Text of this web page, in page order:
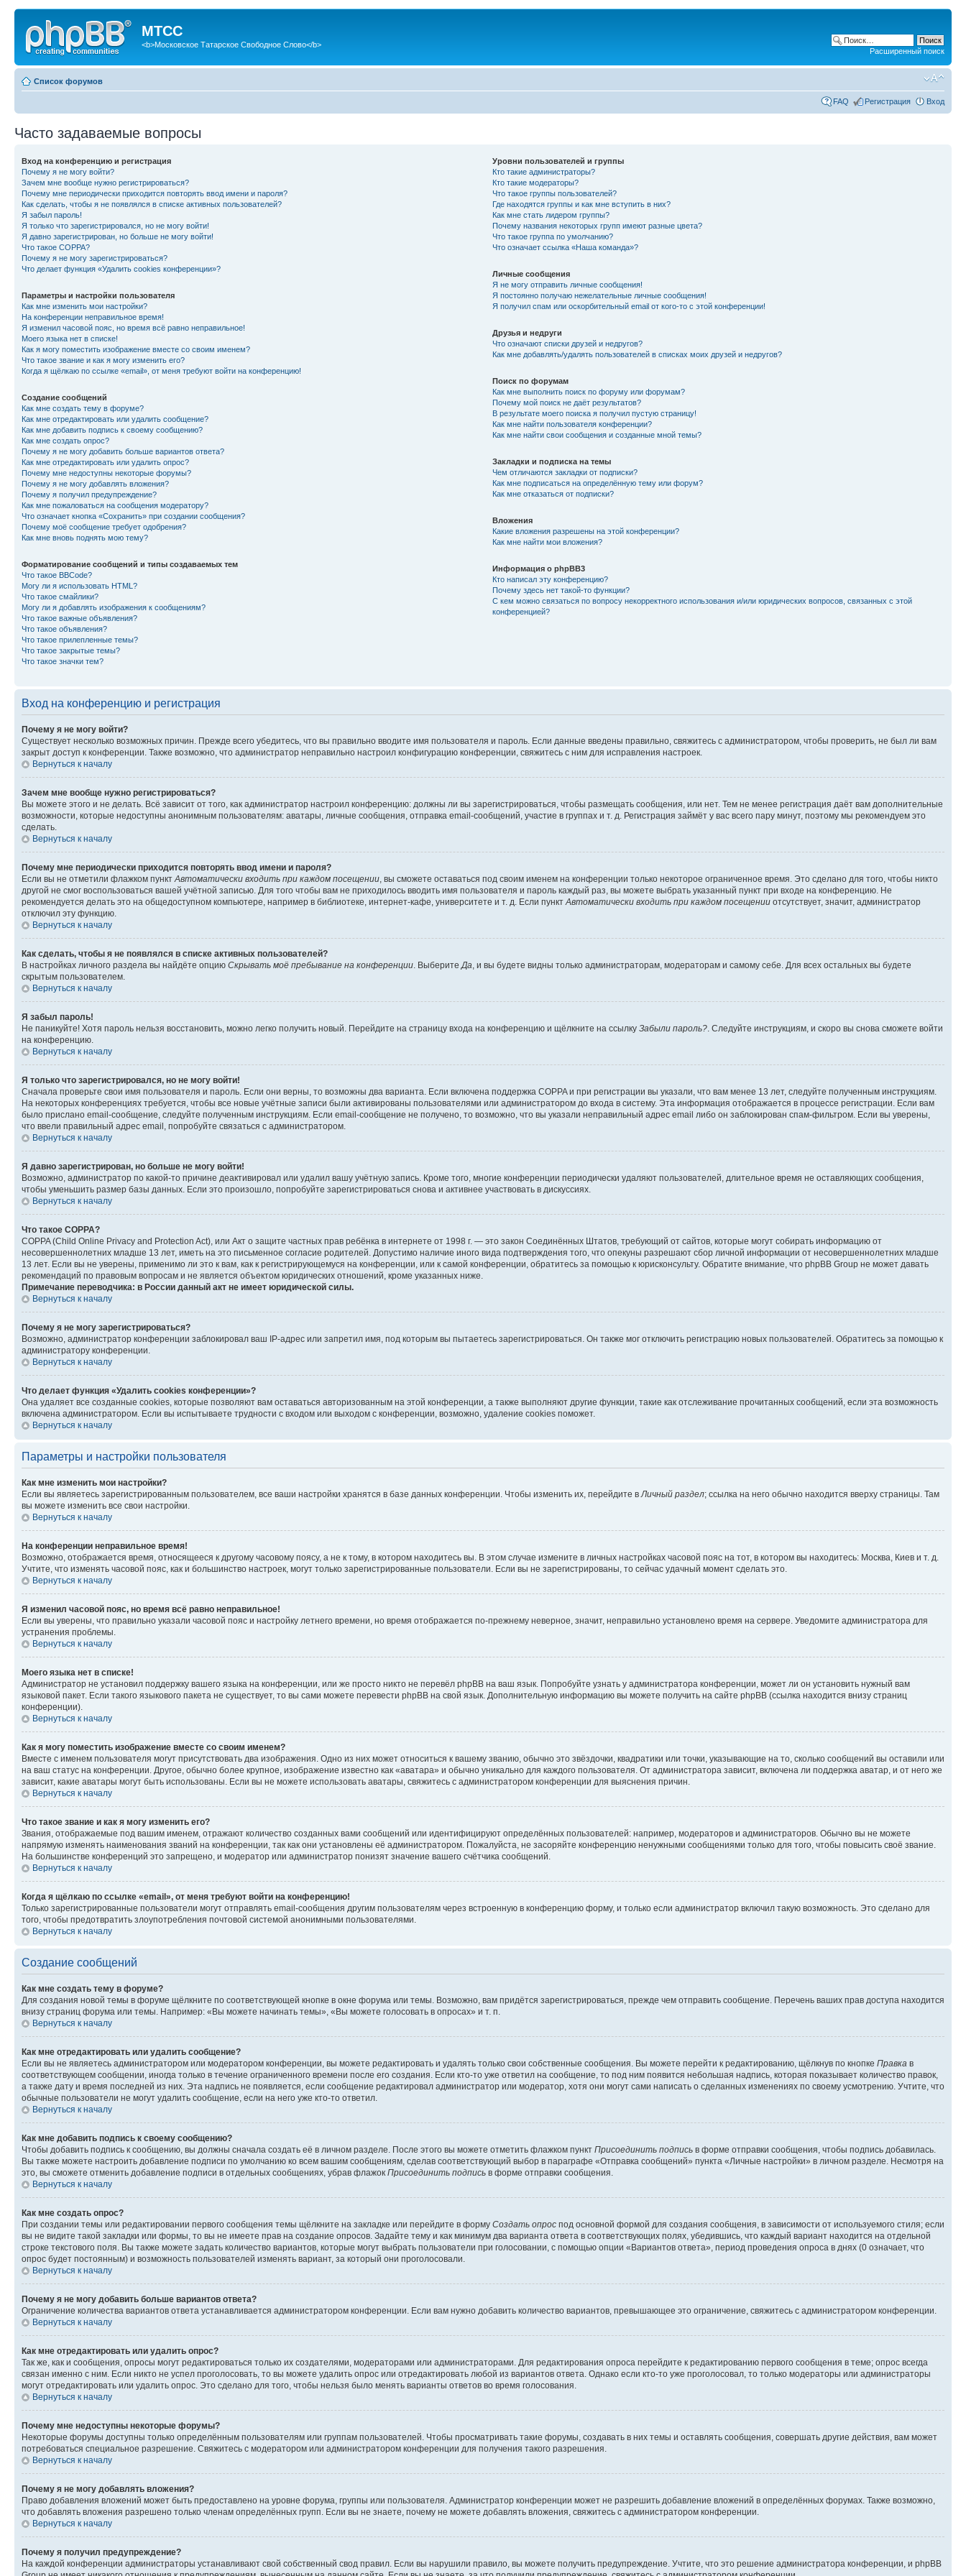
МТСС
<b>Московское Татарское Свободное Слово</b>
Расширенный поиск
Список форумов
FAQ Регистрация Вход
Часто задаваемые вопросы
Вход на конференцию и регистрация
Почему я не могу войти?
Зачем мне вообще нужно регистрироваться?
Почему мне периодически приходится повторять ввод имени и пароля?
Как сделать, чтобы я не появлялся в списке активных пользователей?
Я забыл пароль!
Я только что зарегистрировался, но не могу войти!
Я давно зарегистрирован, но больше не могу войти!
Что такое COPPA?
Почему я не могу зарегистрироваться?
Что делает функция «Удалить cookies конференции»?
Параметры и настройки пользователя
Как мне изменить мои настройки?
На конференции неправильное время!
Я изменил часовой пояс, но время всё равно неправильное!
Моего языка нет в списке!
Как я могу поместить изображение вместе со своим именем?
Что такое звание и как я могу изменить его?
Когда я щёлкаю по ссылке «email», от меня требуют войти на конференцию!
Создание сообщений
Как мне создать тему в форуме?
Как мне отредактировать или удалить сообщение?
Как мне добавить подпись к своему сообщению?
Как мне создать опрос?
Почему я не могу добавить больше вариантов ответа?
Как мне отредактировать или удалить опрос?
Почему мне недоступны некоторые форумы?
Почему я не могу добавлять вложения?
Почему я получил предупреждение?
Как мне пожаловаться на сообщения модератору?
Что означает кнопка «Сохранить» при создании сообщения?
Почему моё сообщение требует одобрения?
Как мне вновь поднять мою тему?
Форматирование сообщений и типы создаваемых тем
Что такое BBCode?
Могу ли я использовать HTML?
Что такое смайлики?
Могу ли я добавлять изображения к сообщениям?
Что такое важные объявления?
Что такое объявления?
Что такое прилепленные темы?
Что такое закрытые темы?
Что такое значки тем?
Уровни пользователей и группы
Кто такие администраторы?
Кто такие модераторы?
Что такое группы пользователей?
Где находятся группы и как мне вступить в них?
Как мне стать лидером группы?
Почему названия некоторых групп имеют разные цвета?
Что такое группа по умолчанию?
Что означает ссылка «Наша команда»?
Личные сообщения
Я не могу отправить личные сообщения!
Я постоянно получаю нежелательные личные сообщения!
Я получил спам или оскорбительный email от кого-то с этой конференции!
Друзья и недруги
Что означают списки друзей и недругов?
Как мне добавлять/удалять пользователей в списках моих друзей и недругов?
Поиск по форумам
Как мне выполнить поиск по форуму или форумам?
Почему мой поиск не даёт результатов?
В результате моего поиска я получил пустую страницу!
Как мне найти пользователя конференции?
Как мне найти свои сообщения и созданные мной темы?
Закладки и подписка на темы
Чем отличаются закладки от подписки?
Как мне подписаться на определённую тему или форум?
Как мне отказаться от подписки?
Вложения
Какие вложения разрешены на этой конференции?
Как мне найти мои вложения?
Информация о phpBB3
Кто написал эту конференцию?
Почему здесь нет такой-то функции?
С кем можно связаться по вопросу некорректного использования и/или юридических вопросов, связанных с этой
конференцией?
Вход на конференцию и регистрация
Почему я не могу войти?
Существует несколько возможных причин. Прежде всего убедитесь, что вы правильно вводите имя пользователя и пароль. Если данные введены правильно, свяжитесь с администратором, чтобы проверить, не был ли вам
закрыт доступ к конференции. Также возможно, что администратор неправильно настроил конфигурацию конференции, свяжитесь с ним для исправления настроек.
Вернуться к началу
Зачем мне вообще нужно регистрироваться?
Вы можете этого и не делать. Всё зависит от того, как администратор настроил конференцию: должны ли вы зарегистрироваться, чтобы размещать сообщения, или нет. Тем не менее регистрация даёт вам дополнительные
возможности, которые недоступны анонимным пользователям: аватары, личные сообщения, отправка email-сообщений, участие в группах и т. д. Регистрация займёт у вас всего пару минут, поэтому мы рекомендуем это
сделать.
Вернуться к началу
Почему мне периодически приходится повторять ввод имени и пароля?
Если вы не отметили флажком пункт Автоматически входить при каждом посещении , вы сможете оставаться под своим именем на конференции только некоторое ограниченное время. Это сделано для того, чтобы никто
другой не смог воспользоваться вашей учётной записью. Для того чтобы вам не приходилось вводить имя пользователя и пароль каждый раз, вы можете выбрать указанный пункт при входе на конференцию. Не
рекомендуется делать это на общедоступном компьютере, например в библиотеке, интернет-кафе, университете и т. д. Если пункт Автоматически входить при каждом посещении отсутствует, значит, администратор
отключил эту функцию.
Вернуться к началу
Как сделать, чтобы я не появлялся в списке активных пользователей?
В настройках личного раздела вы найдёте опцию Скрывать моё пребывание на конференции . Выберите Да , и вы будете видны только администраторам, модераторам и самому себе. Для всех остальных вы будете
скрытым пользователем.
Вернуться к началу
Я забыл пароль!
Не паникуйте! Хотя пароль нельзя восстановить, можно легко получить новый. Перейдите на страницу входа на конференцию и щёлкните на ссылку Забыли пароль? . Следуйте инструкциям, и скоро вы снова сможете войти
на конференцию.
Вернуться к началу
Я только что зарегистрировался, но не могу войти!
Сначала проверьте свои имя пользователя и пароль. Если они верны, то возможны два варианта. Если включена поддержка COPPA и при регистрации вы указали, что вам менее 13 лет, следуйте полученным инструкциям.
На некоторых конференциях требуется, чтобы все новые учётные записи были активированы пользователями или администратором до входа в систему. Эта информация отображается в процессе регистрации. Если вам
было прислано email-сообщение, следуйте полученным инструкциям. Если email-сообщение не получено, то возможно, что вы указали неправильный адрес email либо он заблокирован спам-фильтром. Если вы уверены,
что ввели правильный адрес email, попробуйте связаться с администратором.
Вернуться к началу
Я давно зарегистрирован, но больше не могу войти!
Возможно, администратор по какой-то причине деактивировал или удалил вашу учётную запись. Кроме того, многие конференции периодически удаляют пользователей, длительное время не оставляющих сообщения,
чтобы уменьшить размер базы данных. Если это произошло, попробуйте зарегистрироваться снова и активнее участвовать в дискуссиях.
Вернуться к началу
Что такое COPPA?
COPPA (Child Online Privacy and Protection Act), или Акт о защите частных прав ребёнка в интернете от 1998 г. — это закон Соединённых Штатов, требующий от сайтов, которые могут собирать информацию от
несовершеннолетних младше 13 лет, иметь на это письменное согласие родителей. Допустимо наличие иного вида подтверждения того, что опекуны разрешают сбор личной информации от несовершеннолетних младше
13 лет. Если вы не уверены, применимо ли это к вам, как к регистрирующемуся на конференции, или к самой конференции, обратитесь за помощью к юрисконсульту. Обратите внимание, что phpBB Group не может давать
рекомендаций по правовым вопросам и не является объектом юридических отношений, кроме указанных ниже.
Примечание переводчика: в России данный акт не имеет юридической силы.
Вернуться к началу
Почему я не могу зарегистрироваться?
Возможно, администратор конференции заблокировал ваш IP-адрес или запретил имя, под которым вы пытаетесь зарегистрироваться. Он также мог отключить регистрацию новых пользователей. Обратитесь за помощью к
администратору конференции.
Вернуться к началу
Что делает функция «Удалить cookies конференции»?
Она удаляет все созданные cookies, которые позволяют вам оставаться авторизованным на этой конференции, а также выполняют другие функции, такие как отслеживание прочитанных сообщений, если эта возможность
включена администратором. Если вы испытываете трудности с входом или выходом с конференции, возможно, удаление cookies поможет.
Вернуться к началу
Параметры и настройки пользователя
Как мне изменить мои настройки?
Если вы являетесь зарегистрированным пользователем, все ваши настройки хранятся в базе данных конференции. Чтобы изменить их, перейдите в Личный раздел; ссылка на него обычно находится вверху страницы. Там
вы можете изменить все свои настройки.
Вернуться к началу
На конференции неправильное время!
Возможно, отображается время, относящееся к другому часовому поясу, а не к тому, в котором находитесь вы. В этом случае измените в личных настройках часовой пояс на тот, в котором вы находитесь: Москва, Киев и т. д.
Учтите, что изменять часовой пояс, как и большинство настроек, могут только зарегистрированные пользователи. Если вы не зарегистрированы, то сейчас удачный момент сделать это.
Вернуться к началу
Я изменил часовой пояс, но время всё равно неправильное!
Если вы уверены, что правильно указали часовой пояс и настройку летнего времени, но время отображается по-прежнему неверное, значит, неправильно установлено время на сервере. Уведомите администратора для
устранения проблемы.
Вернуться к началу
Моего языка нет в списке!
Администратор не установил поддержку вашего языка на конференции, или же просто никто не перевёл phpBB на ваш язык. Попробуйте узнать у администратора конференции, может ли он установить нужный вам
языковой пакет. Если такого языкового пакета не существует, то вы сами можете перевести phpBB на свой язык. Дополнительную информацию вы можете получить на сайте phpBB (ссылка находится внизу страниц
конференции).
Вернуться к началу
Как я могу поместить изображение вместе со своим именем?
Вместе с именем пользователя могут присутствовать два изображения. Одно из них может относиться к вашему званию, обычно это звёздочки, квадратики или точки, указывающие на то, сколько сообщений вы оставили или
на ваш статус на конференции. Другое, обычно более крупное, изображение известно как «аватара» и обычно уникально для каждого пользователя. От администратора зависит, включена ли поддержка аватар, и от него же
зависит, какие аватары могут быть использованы. Если вы не можете использовать аватары, свяжитесь с администратором конференции для выяснения причин.
Вернуться к началу
Что такое звание и как я могу изменить его?
Звания, отображаемые под вашим именем, отражают количество созданных вами сообщений или идентифицируют определённых пользователей: например, модераторов и администраторов. Обычно вы не можете
напрямую изменять наименования званий на конференции, так как они установлены её администратором. Пожалуйста, не засоряйте конференцию ненужными сообщениями только для того, чтобы повысить своё звание.
На большинстве конференций это запрещено, и модератор или администратор понизят значение вашего счётчика сообщений.
Вернуться к началу
Когда я щёлкаю по ссылке «email», от меня требуют войти на конференцию!
Только зарегистрированные пользователи могут отправлять email-сообщения другим пользователям через встроенную в конференцию форму, и только если администратор включил такую возможность. Это сделано для
того, чтобы предотвратить злоупотребления почтовой системой анонимными пользователями.
Вернуться к началу
Создание сообщений
Как мне создать тему в форуме?
Для создания новой темы в форуме щёлкните по соответствующей кнопке в окне форума или темы. Возможно, вам придётся зарегистрироваться, прежде чем отправить сообщение. Перечень ваших прав доступа находится
внизу страниц форума или темы. Например: «Вы можете начинать темы», «Вы можете голосовать в опросах» и т. п.
Вернуться к началу
Как мне отредактировать или удалить сообщение?
Если вы не являетесь администратором или модератором конференции, вы можете редактировать и удалять только свои собственные сообщения. Вы можете перейти к редактированию, щёлкнув по кнопке Правка в
соответствующем сообщении, иногда только в течение ограниченного времени после его создания. Если кто-то уже ответил на сообщение, то под ним появится небольшая надпись, которая показывает количество правок,
а также дату и время последней из них. Эта надпись не появляется, если сообщение редактировал администратор или модератор, хотя они могут сами написать о сделанных изменениях по своему усмотрению. Учтите, что
обычные пользователи не могут удалить сообщение, если на него уже кто-то ответил.
Вернуться к началу
Как мне добавить подпись к своему сообщению?
Чтобы добавить подпись к сообщению, вы должны сначала создать её в личном разделе. После этого вы можете отметить флажком пункт Присоединить подпись в форме отправки сообщения, чтобы подпись добавилась.
Вы также можете настроить добавление подписи по умолчанию ко всем вашим сообщениям, сделав соответствующий выбор в параграфе «Отправка сообщений» пункта «Личные настройки» в личном разделе. Несмотря на
это, вы сможете отменить добавление подписи в отдельных сообщениях, убрав флажок Присоединить подпись в форме отправки сообщения.
Вернуться к началу
Как мне создать опрос?
При создании темы или редактировании первого сообщения темы щёлкните на закладке или перейдите в форму Создать опрос под основной формой для создания сообщения, в зависимости от используемого стиля; если
вы не видите такой закладки или формы, то вы не имеете прав на создание опросов. Задайте тему и как минимум два варианта ответа в соответствующих полях, убедившись, что каждый вариант находится на отдельной
строке текстового поля. Вы также можете задать количество вариантов, которые могут выбрать пользователи при голосовании, с помощью опции «Вариантов ответа», период проведения опроса в днях (0 означает, что
опрос будет постоянным) и возможность пользователей изменять вариант, за который они проголосовали.
Вернуться к началу
Почему я не могу добавить больше вариантов ответа?
Ограничение количества вариантов ответа устанавливается администратором конференции. Если вам нужно добавить количество вариантов, превышающее это ограничение, свяжитесь с администратором конференции.
Вернуться к началу
Как мне отредактировать или удалить опрос?
Так же, как и сообщения, опросы могут редактироваться только их создателями, модераторами или администраторами. Для редактирования опроса перейдите к редактированию первого сообщения в теме; опрос всегда
связан именно с ним. Если никто не успел проголосовать, то вы можете удалить опрос или отредактировать любой из вариантов ответа. Однако если кто-то уже проголосовал, то только модераторы или администраторы
могут отредактировать или удалить опрос. Это сделано для того, чтобы нельзя было менять варианты ответов во время голосования.
Вернуться к началу
Почему мне недоступны некоторые форумы?
Некоторые форумы доступны только определённым пользователям или группам пользователей. Чтобы просматривать такие форумы, создавать в них темы и оставлять сообщения, совершать другие действия, вам может
потребоваться специальное разрешение. Свяжитесь с модератором или администратором конференции для получения такого разрешения.
Вернуться к началу
Почему я не могу добавлять вложения?
Право добавления вложений может быть предоставлено на уровне форума, группы или пользователя. Администратор конференции может не разрешить добавление вложений в определённых форумах. Также возможно,
что добавлять вложения разрешено только членам определённых групп. Если вы не знаете, почему не можете добавлять вложения, свяжитесь с администратором конференции.
Вернуться к началу
Почему я получил предупреждение?
На каждой конференции администраторы устанавливают свой собственный свод правил. Если вы нарушили правило, вы можете получить предупреждение. Учтите, что это решение администратора конференции, и phpBB